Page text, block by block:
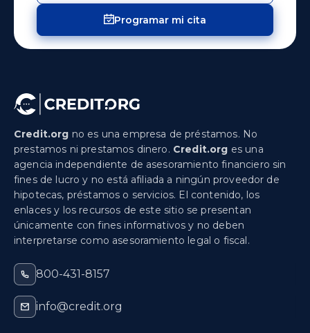
Programar mi cita
Credit.org no es una empresa de préstamos. No
prestamos ni prestamos dinero. Credit.org es una
agencia independiente de asesoramiento financiero sin
fines de lucro y no está afiliada a ningún proveedor de
hipotecas, préstamos o servicios. El contenido, los
enlaces y los recursos de este sitio se presentan
únicamente con fines informativos y no deben
interpretarse como asesoramiento legal o fiscal.
800-431-8157
info@credit.org